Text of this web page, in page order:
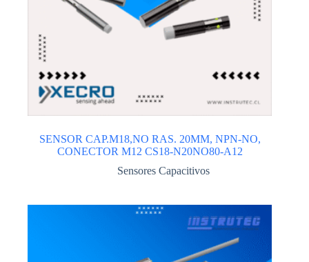
SENSOR CAP.M18,NO RAS. 20MM, NPN-NO,
CONECTOR M12 CS18-N20NO80-A12
Sensores Capacitivos